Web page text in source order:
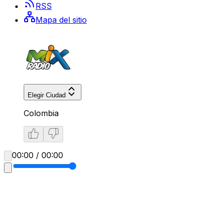
RSS
Mapa del sitio
Elegir Ciudad
Colombia
00:00 / 00:00